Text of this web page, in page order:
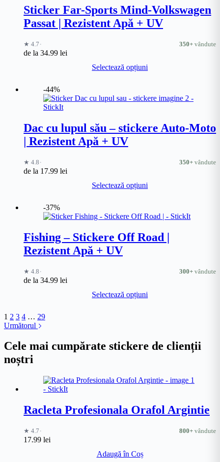
Sticker Far-Sports Mind-Volkswagen
Passat | Rezistent Apă + UV
★ 4.7 · 350+ vândute
de la 34.99 lei
Selectează opțiuni
produs
multe
pot
fi
alese
în
-44%
Dac cu lupul său – stickere Auto-Moto
| Rezistent Apă + UV
★ 4.8 · 350+ vândute
de la 17.99 lei
Selectează opțiuni
produs
multe
Opțiunile
pot
fi
alese
-37%
Fishing – Stickere Off Road |
Rezistent Apă + UV
★ 4.8 · 300+ vândute
de la 34.99 lei
Selectează opțiuni
produs
Opțiunile
pot
în
pagina
1 2 3 4 … 29
Următorul
Cele mai cumpărate stickere de clienții
noștri
Racleta Profesionala Orafol Argintie
★ 4.7 · 800+ vândute
17.99 lei
Adaugă în Coș